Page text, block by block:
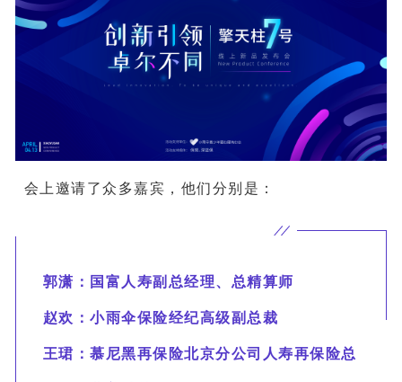
会上邀请了众多嘉宾，他们分别是：
郭潇：国富人寿副总经理、总精算师
赵欢：小雨伞保险经纪高级副总裁
王珺：慕尼黑再保险北京分公司人寿再保险总